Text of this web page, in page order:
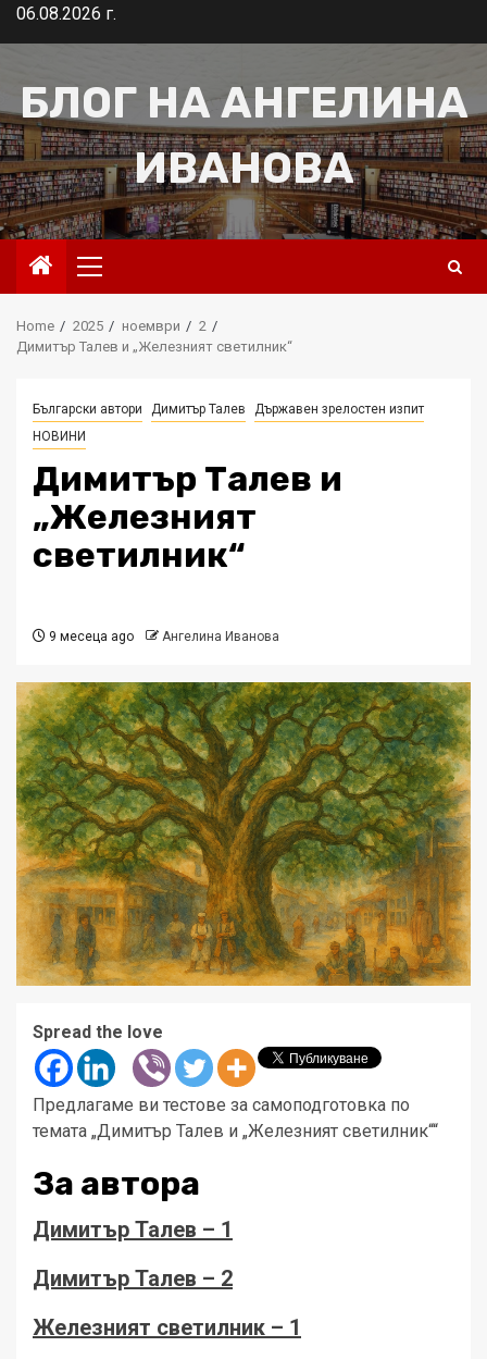
Skip06.08.2026 г.
БЛОГ НА АНГЕЛИНА
ИВАНОВА
Primary
Menu
Home 2025 ноември
2
Димитър Талев и „Железният светилник“
Български автори Димитър Талев
Държавен зрелостен изпит
НОВИНИ
Димитър Талев и
„Железният
светилник“
9 месеца ago Ангелина Иванова
Spread the love
Предлагаме ви тестове за самоподготовка по
темата „Димитър Талев и „Железният светилник““
За автора
Димитър Талев – 1
Димитър Талев – 2
Железният светилник – 1